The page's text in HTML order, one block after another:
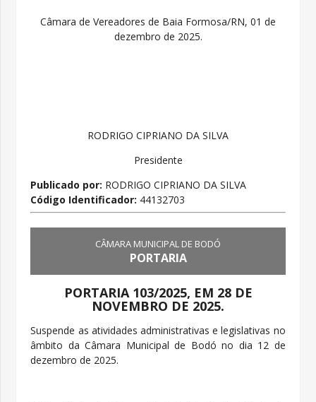
Câmara de Vereadores de Baia Formosa/RN, 01 de
dezembro de 2025.
RODRIGO CIPRIANO DA SILVA
Presidente
Publicado por: RODRIGO CIPRIANO DA SILVA
Código Identificador: 44132703
CÂMARA MUNICIPAL DE BODÓ
PORTARIA
PORTARIA 103/2025, EM 28 DE
NOVEMBRO DE 2025.
Suspende as atividades administrativas e legislativas no
âmbito da Câmara Municipal de Bodó no dia 12 de
dezembro de 2025.